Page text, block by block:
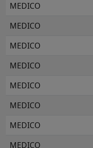
MEDICO
MEDICO
MEDICO
MEDICO
MEDICO
MEDICO
MEDICO
MEDICO